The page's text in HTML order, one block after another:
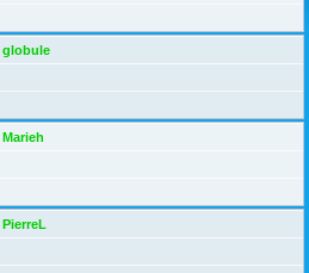
globule
Marieh
PierreL